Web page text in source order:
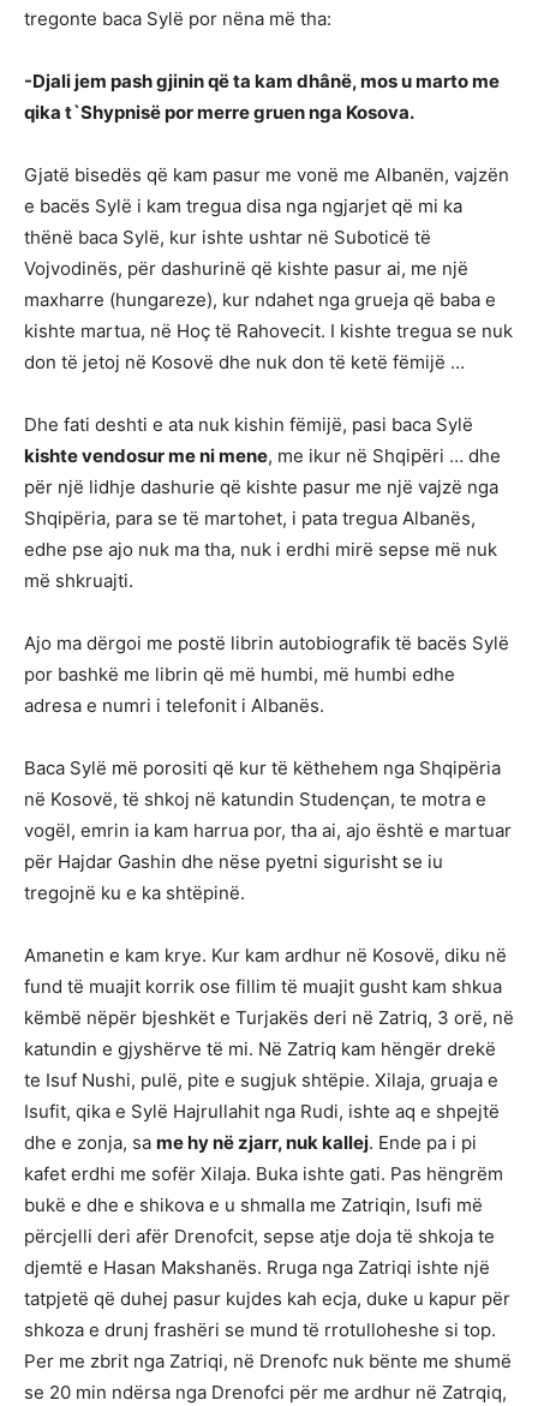
tregonte baca Sylë por nëna më tha:
-Djali jem pash gjinin që ta kam dhânë, mos u marto me
qika t`Shypnisë por merre gruen nga Kosova.
Gjatë bisedës që kam pasur me vonë me Albanën, vajzën
e bacës Sylë i kam tregua disa nga ngjarjet që mi ka
thënë baca Sylë, kur ishte ushtar në Suboticë të
Vojvodinës, për dashurinë që kishte pasur ai, me një
maxharre (hungareze), kur ndahet nga grueja që baba e
kishte martua, në Hoç të Rahovecit. I kishte tregua se nuk
don të jetoj në Kosovë dhe nuk don të ketë fëmijë …
Dhe fati deshti e ata nuk kishin fëmijë, pasi baca Sylë
kishte vendosur me ni mene, me ikur në Shqipëri … dhe
për një lidhje dashurie që kishte pasur me një vajzë nga
Shqipëria, para se të martohet, i pata tregua Albanës,
edhe pse ajo nuk ma tha, nuk i erdhi mirë sepse më nuk
më shkruajti.
Ajo ma dërgoi me postë librin autobiografik të bacës Sylë
por bashkë me librin që më humbi, më humbi edhe
adresa e numri i telefonit i Albanës.
Baca Sylë më porositi që kur të këthehem nga Shqipëria
në Kosovë, të shkoj në katundin Studençan, te motra e
vogël, emrin ia kam harrua por, tha ai, ajo është e martuar
për Hajdar Gashin dhe nëse pyetni sigurisht se iu
tregojnë ku e ka shtëpinë.
Amanetin e kam krye. Kur kam ardhur në Kosovë, diku në
fund të muajit korrik ose fillim të muajit gusht kam shkua
këmbë nëpër bjeshkët e Turjakës deri në Zatriq, 3 orë, në
katundin e gjyshërve të mi. Në Zatriq kam hëngër drekë
te Isuf Nushi, pulë, pite e sugjuk shtëpie. Xilaja, gruaja e
Isufit, qika e Sylë Hajrullahit nga Rudi, ishte aq e shpejtë
dhe e zonja, sa me hy në zjarr, nuk kallej. Ende pa i pi
kafet erdhi me sofër Xilaja. Buka ishte gati. Pas hëngrëm
bukë e dhe e shikova e u shmalla me Zatriqin, Isufi më
përcjelli deri afër Drenofcit, sepse atje doja të shkoja te
djemtë e Hasan Makshanës. Rruga nga Zatriqi ishte një
tatpjetë që duhej pasur kujdes kah ecja, duke u kapur për
shkoza e drunj frashëri se mund të rrotulloheshe si top.
Per me zbrit nga Zatriqi, në Drenofc nuk bënte me shumë
se 20 min ndërsa nga Drenofci për me ardhur në Zatrqiq,